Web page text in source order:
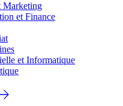
Marketing
et Finance
et Informatique